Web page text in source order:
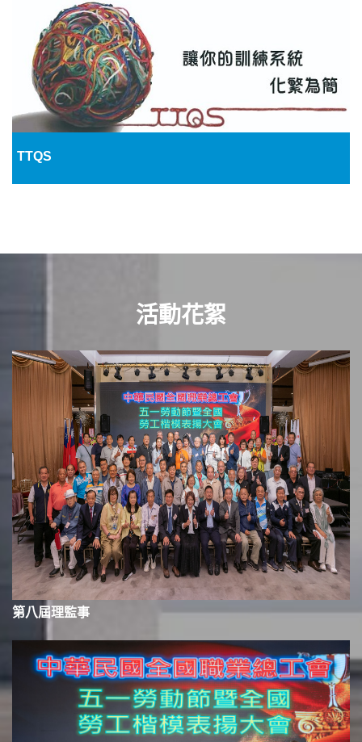
TTQS
活動花絮
第八屆理監事